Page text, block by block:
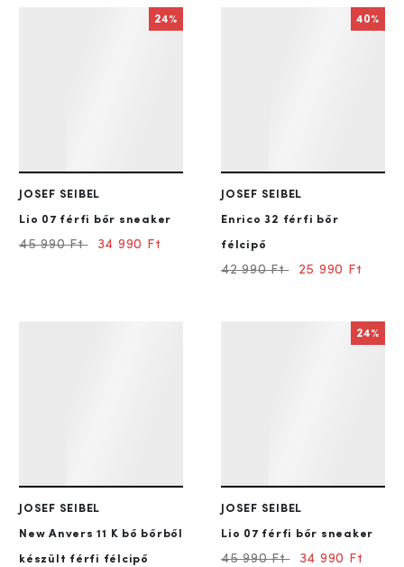
24%
JOSEF SEIBEL
Lio 07 férfi bőr sneaker
45 990 Ft 34 990 Ft
40%
JOSEF SEIBEL
Enrico 32 férfi bőr
félcipő
42 990 Ft 25 990 Ft
JOSEF SEIBEL
New Anvers 11 K bő bőrből
készült férfi félcipő
24%
JOSEF SEIBEL
Lio 07 férfi bőr sneaker
45 990 Ft 34 990 Ft